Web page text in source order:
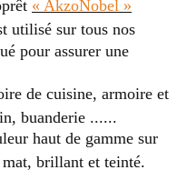
« AkzoNobel »
utilisé sur tous nos
pour assurer une
de cuisine, armoire et
buanderie ......
haut de gamme sur
brillant et teinté.